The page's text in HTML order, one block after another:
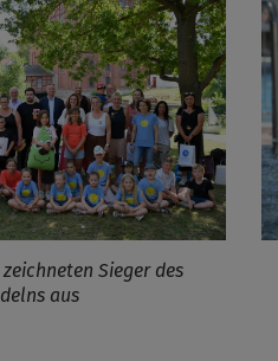
Sieger des
aus